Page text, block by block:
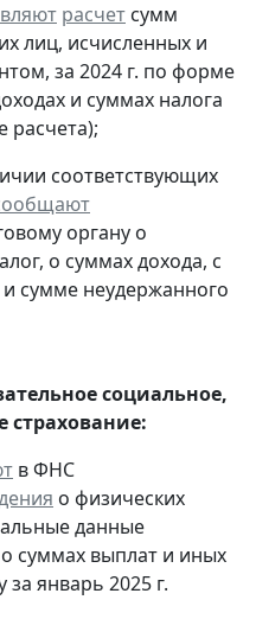
расчет сумм
лиц, исчисленных и
за 2024 г. по форме
и суммах налога
расчета);
соответствующих
органу о
о суммах дохода, с
сумме неудержанного
социальное,
страхование:
в ФНС
о физических
данные
суммах выплат и иных
январь 2025 г.